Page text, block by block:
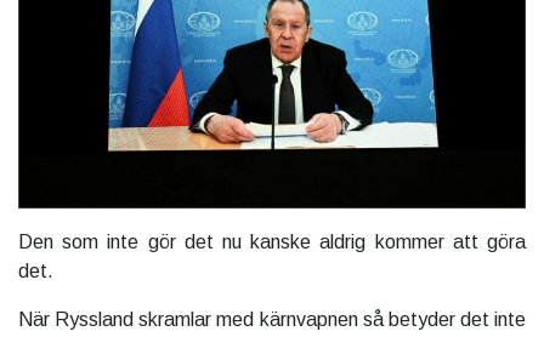
Den som inte gör det nu kanske aldrig kommer att göra
det.
När Ryssland skramlar med kärnvapnen så betyder det inte